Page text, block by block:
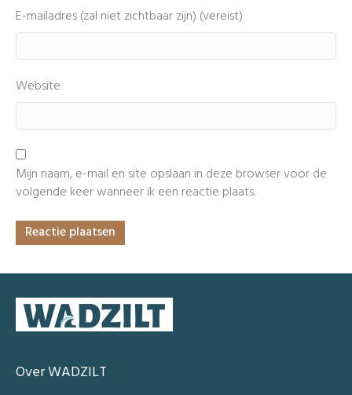
E-mailadres (zal niet zichtbaar zijn) (vereist)
Website
Mijn naam, e-mail en site opslaan in deze browser voor de
volgende keer wanneer ik een reactie plaats.
Over WADZILT